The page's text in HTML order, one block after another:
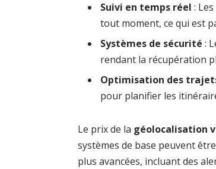
Suivi en temps réel :
tout moment, ce qui est
Systèmes de sécurité :
rendant la récupération
Optimisation des
pour planifier les
Le prix de la géolocalisation
systèmes de base peuvent
plus avancées, incluant des